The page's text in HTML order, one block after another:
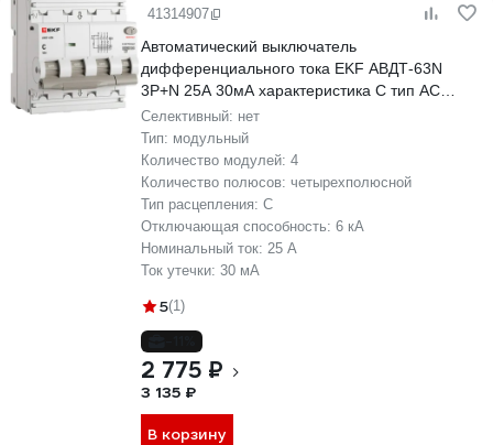
41314907
Автоматический выключатель
дифференциального тока EKF АВДТ-63N
3P+N 25А 30мА характеристика C тип AC
электронный 6кА PROXIMA D63N46E25C30
Селективный: нет
Тип: модульный
Количество модулей: 4
Количество полюсов: четырехполюсной
Тип расцепления: C
Отключающая способность: 6 кА
Номинальный ток: 25 А
Ток утечки: 30 мА
5(1)
2 775 ₽
3 135 ₽
В корзину